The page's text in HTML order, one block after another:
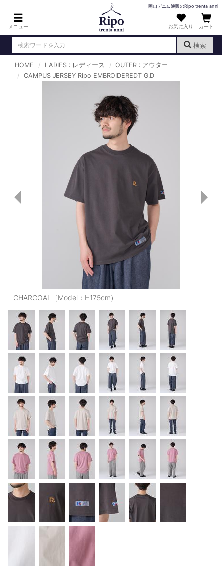
メニュー
岡山デニム通販のRipo trenta anni
お気に入り カート
検索
ログイン （新規会員登録 ）
TOPS : トップス
T-SHIRT : Tシャツ
KNIT : ニット
SHIRT : シャツ
DENIM : デニム
PANTS/SKIRT : パンツ・スカート
TOPS : トップス
OUTERS : アウター
OUTLET : アウトレット
MENS : メンズ
LADIES : レディース
新規会員登録
お買い物カゴ
ご利用ガイド
特定商取引法に基づく表記
ご利用規約
お問い合わせ
HOME LADIES : レディース
OUTER : アウター
CAMPUS JERSEY Ripo EMBROIDEREDT G.D
CHARCOAL（Model：H175cm）